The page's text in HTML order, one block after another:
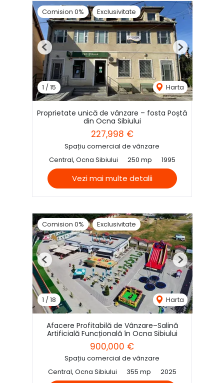
Comision 0% Exclusivitate
1 /15 Harta
Previous Next
Proprietate unică de vânzare – fosta Poștă
din Ocna Sibiului
227,998 €
Spațiu comercial de vânzare
Central, Ocna Sibiului
250 mp 1995
Vezi mai multe detalii
Comision 0% Exclusivitate
1 /18 Harta
Previous Next
Afacere Profitabilă de Vânzare–Salină
Artificială Funcțională în Ocna Sibiului
900,000 €
Spațiu comercial de vânzare
Central, Ocna Sibiului
355 mp 2025